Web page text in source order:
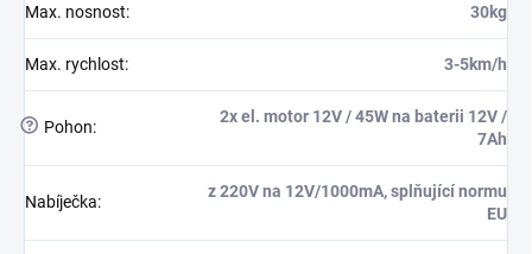
Max. nosnost: 30kg
Max. rychlost: 3-5km/h
? Pohon:
2x el. motor 12V / 45W na baterii 12V /
7Ah
Nabíječka:
z 220V na 12V/1000mA, splňující normu
EU